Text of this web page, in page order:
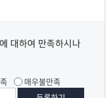
대하여 만족하시나
매우불만족